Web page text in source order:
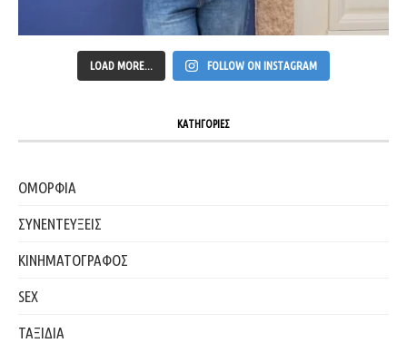
LOAD MORE... FOLLOW ON INSTAGRAM
ΚΑΤΗΓΟΡΙΕΣ
ΟΜΟΡΦΙΑ
ΣΥΝΕΝΤΕΥΞΕΙΣ
ΚΙΝΗΜΑΤΟΓΡΑΦΟΣ
SEX
ΤΑΞΙΔΙΑ